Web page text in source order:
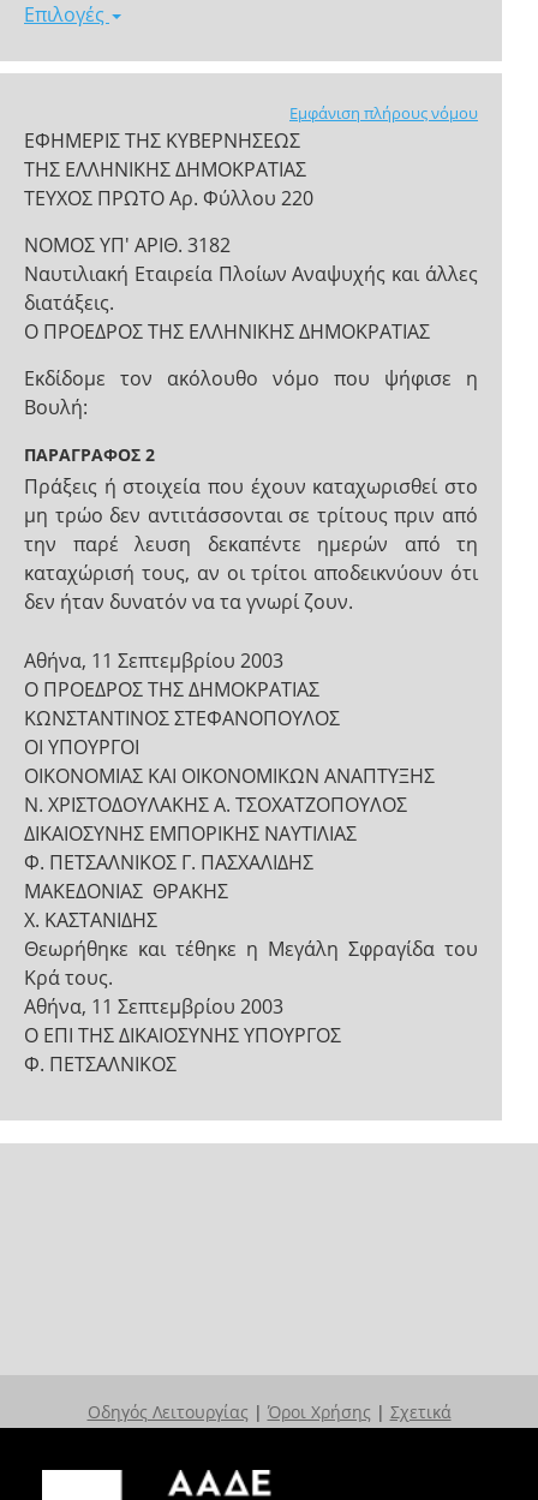
Επιλογές
Εμφάνιση πλήρους νόμου
ΕΦΗΜΕΡΙΣ ΤΗΣ ΚΥΒΕΡΝΗΣΕΩΣ
ΤΗΣ ΕΛΛΗΝΙΚΗΣ ΔΗΜΟΚΡΑΤΙΑΣ
ΤΕΥΧΟΣ ΠΡΩΤΟ Αρ. Φύλλου 220
ΝΟΜΟΣ ΥΠ' ΑΡΙΘ. 3182
Ναυτιλιακή Εταιρεία Πλοίων Αναψυχής και άλλες
διατάξεις.
Ο ΠΡΟΕΔΡΟΣ ΤΗΣ ΕΛΛΗΝΙΚΗΣ ΔΗΜΟΚΡΑΤΙΑΣ
Εκδίδομε τον ακόλουθο νόμο που ψήφισε η
Βουλή:
ΠΑΡΑΓΡΑΦΟΣ 2
Πράξεις ή στοιχεία που έχουν καταχωρισθεί στο
μη­ τρώο δεν αντιτάσσονται σε τρίτους πριν από
την παρέ­ λευση δεκαπέντε ημερών από τη
καταχώρισή τους, αν οι τρίτοι αποδεικνύουν ότι
δεν ήταν δυνατόν να τα γνωρί­ ζουν.
Αθήνα, 11 Σεπτεμβρίου 2003
Ο ΠΡΟΕΔΡΟΣ ΤΗΣ ΔΗΜΟΚΡΑΤΙΑΣ
ΚΩΝΣΤΑΝΤΙΝΟΣ ΣΤΕΦΑΝΟΠΟΥΛΟΣ
ΟΙ ΥΠΟΥΡΓΟΙ
ΟΙΚΟΝΟΜΙΑΣ ΚΑΙ ΟΙΚΟΝΟΜΙΚΩΝ ΑΝΑΠΤΥΞΗΣ
Ν. ΧΡΙΣΤΟΔΟΥΛΑΚΗΣ Α. ΤΣΟΧΑΤΖΟΠΟΥΛΟΣ
ΔΙΚΑΙΟΣΥΝΗΣ ΕΜΠΟΡΙΚΗΣ ΝΑΥΤΙΛΙΑΣ
Φ. ΠΕΤΣΑΛΝΙΚΟΣ Γ. ΠΑΣΧΑΛΙΔΗΣ
ΜΑΚΕΔΟΝΙΑΣ ­ ΘΡΑΚΗΣ
Χ. ΚΑΣΤΑΝΙΔΗΣ
Θεωρήθηκε και τέθηκε η Μεγάλη Σφραγίδα του
Κρά­ τους.
Αθήνα, 11 Σεπτεμβρίου 2003
Ο ΕΠΙ ΤΗΣ ΔΙΚΑΙΟΣΥΝΗΣ ΥΠΟΥΡΓΟΣ
Φ. ΠΕΤΣΑΛΝΙΚΟΣ
Οδηγός Λειτουργίας | Όροι Χρήσης | Σχετικά